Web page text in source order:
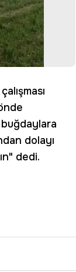
dolayı
dedi.